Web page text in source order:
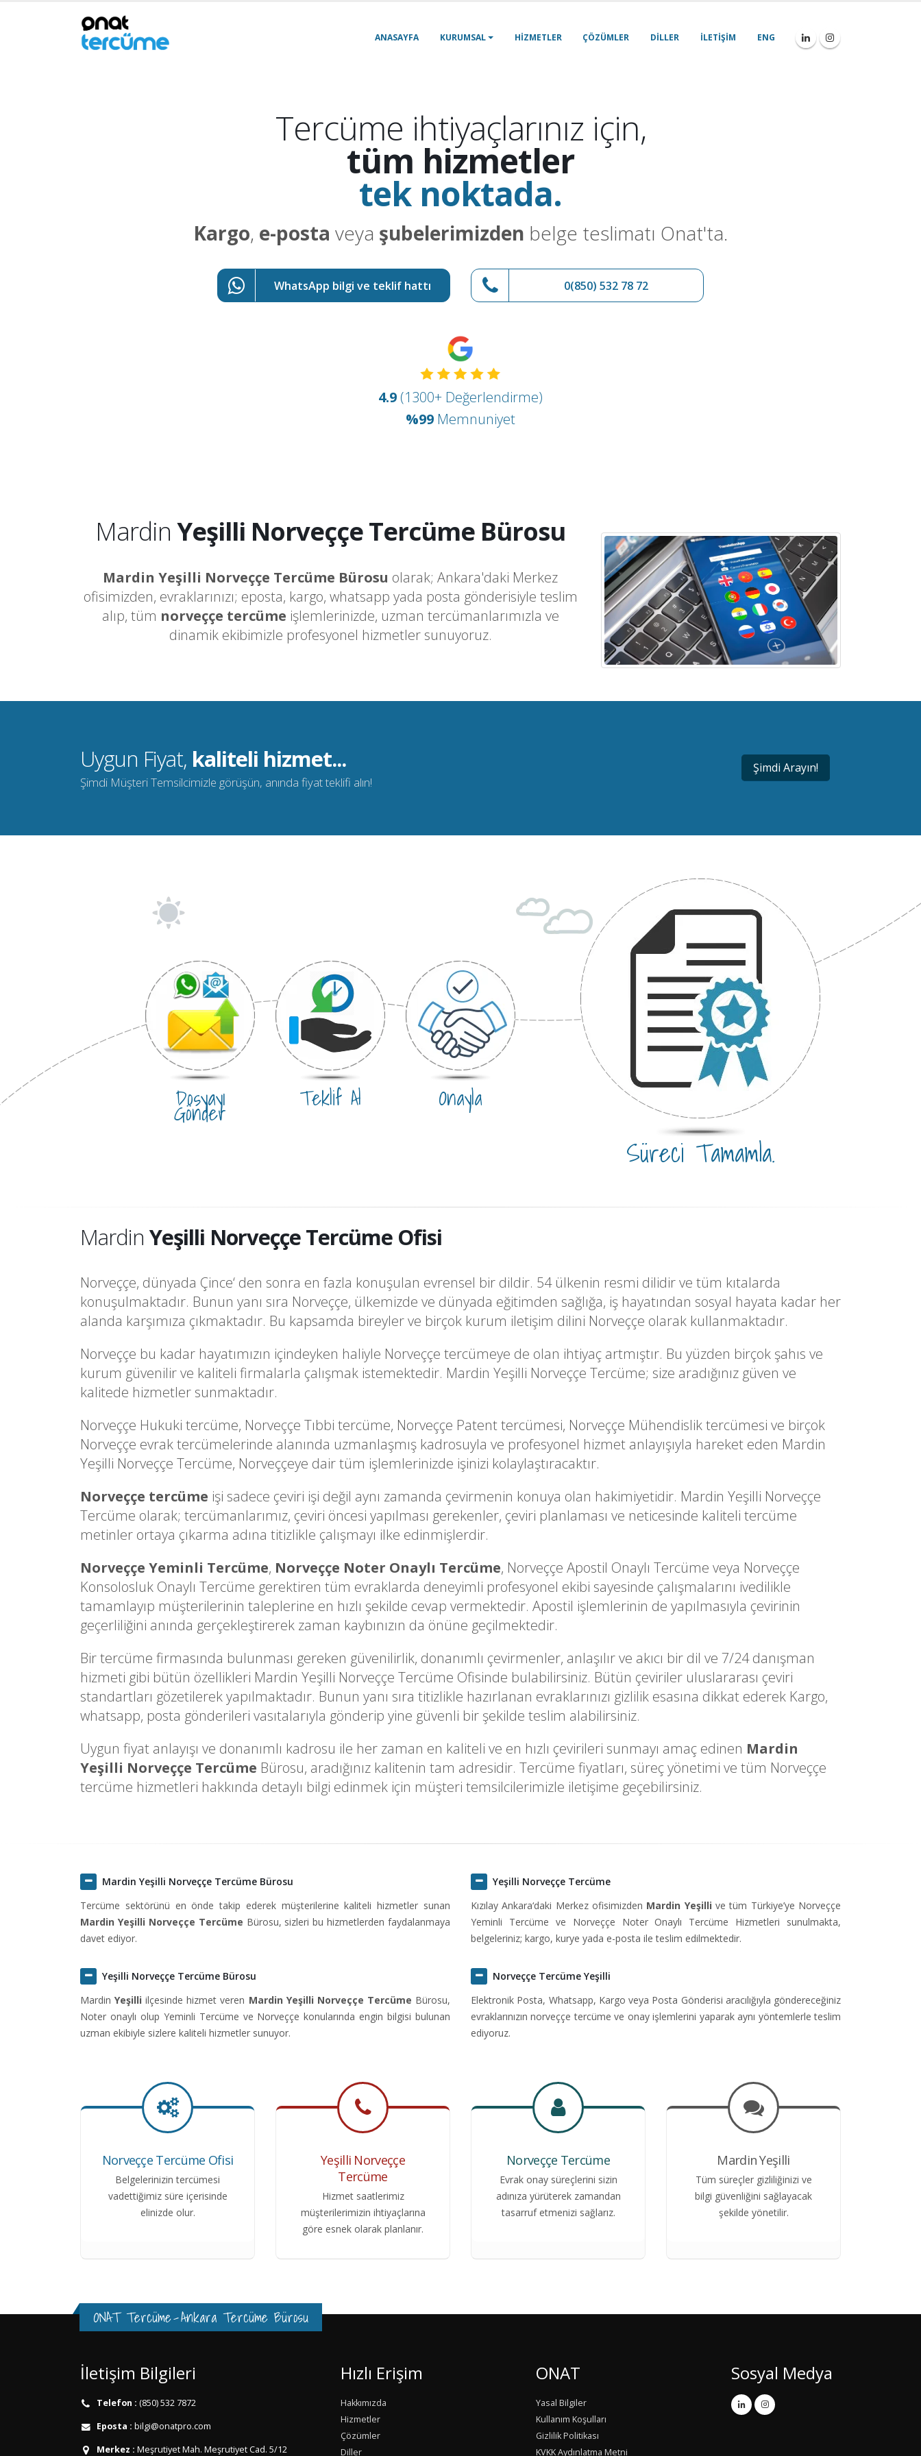
ANASAYFA KURUMSAL HIZMETLER ÇÖZÜMLER DILLER İLETIŞIM ENG
Tercüme ihtiyaçlarınız için,
tüm hizmetler
tek noktada.
Kargo, e-posta veya şubelerimizden belge teslimatı Onat'ta.
WhatsApp bilgi ve teklif hattı 0(850) 532 78 72
4.9 (1300+ Değerlendirme)
%99 Memnuniyet
Mardin Yeşilli Norveççe Tercüme Bürosu
Mardin Yeşilli Norveççe Tercüme Bürosu olarak; Ankara'daki Merkez
ofisimizden, evraklarınızı; eposta, kargo, whatsapp yada posta gönderisiyle teslim
alıp, tüm norveççe tercüme işlemlerinizde, uzman tercümanlarımızla ve
dinamik ekibimizle profesyonel hizmetler sunuyoruz.
Uygun Fiyat, kaliteli hizmet...
Şimdi Müşteri Temsilcimizle görüşün, anında fiyat teklifi alın!
Şimdi Arayın!
Dosyayı
Gönder Teklif Al Onayla
Süreci Tamamla.
Mardin Yeşilli Norveççe Tercüme Ofisi
Norveççe, dünyada Çince‘ den sonra en fazla konuşulan evrensel bir dildir. 54 ülkenin resmi dilidir ve tüm kıtalarda
konuşulmaktadır. Bunun yanı sıra Norveççe, ülkemizde ve dünyada eğitimden sağlığa, iş hayatından sosyal hayata kadar her
alanda karşımıza çıkmaktadır. Bu kapsamda bireyler ve birçok kurum iletişim dilini Norveççe olarak kullanmaktadır.
Norveççe bu kadar hayatımızın içindeyken haliyle Norveççe tercümeye de olan ihtiyaç artmıştır. Bu yüzden birçok şahıs ve
kurum güvenilir ve kaliteli firmalarla çalışmak istemektedir. Mardin Yeşilli Norveççe Tercüme; size aradığınız güven ve
kalitede hizmetler sunmaktadır.
Norveççe Hukuki tercüme, Norveççe Tıbbi tercüme, Norveççe Patent tercümesi, Norveççe Mühendislik tercümesi ve birçok
Norveççe evrak tercümelerinde alanında uzmanlaşmış kadrosuyla ve profesyonel hizmet anlayışıyla hareket eden Mardin
Yeşilli Norveççe Tercüme, Norveççeye dair tüm işlemlerinizde işinizi kolaylaştıracaktır.
Norveççe tercüme işi sadece çeviri işi değil aynı zamanda çevirmenin konuya olan hakimiyetidir. Mardin Yeşilli Norveççe
Tercüme olarak; tercümanlarımız, çeviri öncesi yapılması gerekenler, çeviri planlaması ve neticesinde kaliteli tercüme
metinler ortaya çıkarma adına titizlikle çalışmayı ilke edinmişlerdir.
Norveççe Yeminli Tercüme, Norveççe Noter Onaylı Tercüme, Norveççe Apostil Onaylı Tercüme veya Norveççe
Konsolosluk Onaylı Tercüme gerektiren tüm evraklarda deneyimli profesyonel ekibi sayesinde çalışmalarını ivedilikle
tamamlayıp müşterilerinin taleplerine en hızlı şekilde cevap vermektedir. Apostil işlemlerinin de yapılmasıyla çevirinin
geçerliliğini anında gerçekleştirerek zaman kaybınızın da önüne geçilmektedir.
Bir tercüme firmasında bulunması gereken güvenilirlik, donanımlı çevirmenler, anlaşılır ve akıcı bir dil ve 7/24 danışman
hizmeti gibi bütün özellikleri Mardin Yeşilli Norveççe Tercüme Ofisinde bulabilirsiniz. Bütün çeviriler uluslararası çeviri
standartları gözetilerek yapılmaktadır. Bunun yanı sıra titizlikle hazırlanan evraklarınızı gizlilik esasına dikkat ederek Kargo,
whatsapp, posta gönderileri vasıtalarıyla gönderip yine güvenli bir şekilde teslim alabilirsiniz.
Uygun fiyat anlayışı ve donanımlı kadrosu ile her zaman en kaliteli ve en hızlı çevirileri sunmayı amaç edinen Mardin
Yeşilli Norveççe Tercüme Bürosu, aradığınız kalitenin tam adresidir. Tercüme fiyatları, süreç yönetimi ve tüm Norveççe
tercüme hizmetleri hakkında detaylı bilgi edinmek için müşteri temsilcilerimizle iletişime geçebilirsiniz.
Mardin Yeşilli Norveççe Tercüme Bürosu
Tercüme sektörünü en önde takip ederek müşterilerine kaliteli hizmetler sunan
Mardin Yeşilli Norveççe Tercüme Bürosu, sizleri bu hizmetlerden faydalanmaya
davet ediyor.
Yeşilli Norveççe Tercüme Bürosu
MardinYeşilli ilçesinde hizmet veren Mardin Yeşilli Norveççe Tercüme Bürosu,
Noter onaylı olup Yeminli Tercüme ve Norveççe konularında engin bilgisi bulunan
uzman ekibiyle sizlere kaliteli hizmetler sunuyor.
Yeşilli Norveççe Tercüme
Kızılay Ankara‘daki Merkez ofisimizden Mardin Yeşilli ve tüm Türkiye’ye Norveççe
Yeminli Tercüme ve Norveççe Noter Onaylı Tercüme Hizmetleri sunulmakta,
belgeleriniz; kargo, kurye yada e-posta ile teslim edilmektedir.
Norveççe Tercüme Yeşilli
Elektronik Posta, Whatsapp, Kargo veya Posta Gönderisi aracılığıyla göndereceğiniz
evraklarınızın norveççe tercüme ve onay işlemlerini yaparak aynı yöntemlerle teslim
ediyoruz.
Norveççe Tercüme Ofisi
Belgelerinizin tercümesi
vadettiğimiz süre içerisinde
elinizde olur.
Yeşilli Norveççe
Tercüme
Hizmet saatlerimiz
müşterilerimizin ihtiyaçlarına
göre esnek olarak planlanır.
Norveççe Tercüme
Evrak onay süreçlerini sizin
adınıza yürüterek zamandan
tasarruf etmenizi sağlarız.
Mardin Yeşilli
Tüm süreçler gizliliğinizi ve
bilgi güvenliğini sağlayacak
şekilde yönetilir.
ONAT Tercüme-Ankara Tercüme Bürosu
İletişim Bilgileri
Telefon : (850) 532 7872
Eposta : bilgi@onatpro.com
Merkez : Meşrutiyet Mah. Meşrutiyet Cad. 5/12
Hızlı Erişim
Hakkımızda
Hizmetler
Çözümler
Diller
ONAT
Yasal Bilgiler
Kullanım Koşulları
Gizlilik Politikası
KVKK Aydınlatma Metni
Sosyal Medya